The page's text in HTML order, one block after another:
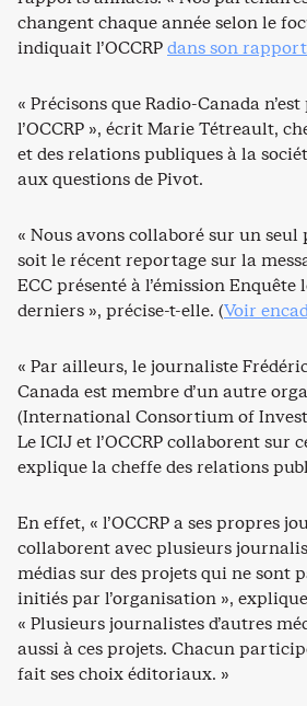
changent chaque année selon le
indiquait l’OCCRPdans son rapport
« Précisons que Radio-Canada
l’OCCRP », écrit Marie Tétreault,
et des relations publiques à la
aux questions de Pivot.
« Nous avons collaboré sur un seul
soit le récent reportage sur la
ECC présenté à l’émission Enquête
derniers », précise-t-elle. (Voir
« Par ailleurs, le journaliste
Canada est membre d’un autre
(International Consortium of
Le ICIJ et l’OCCRP collaborent sur
explique la cheffe des relations
En effet, « l’OCCRP a ses propres
collaborent avec plusieurs
médias sur des projets qui ne sont
initiés par l’organisation »,
« Plusieurs journalistes d’autres
aussi à ces projets. Chacun
fait ses choix éditoriaux. »